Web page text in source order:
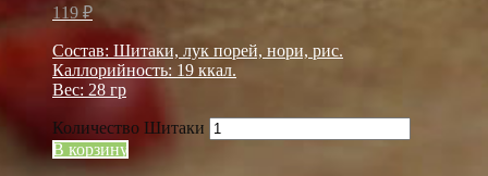
119 ₽
Состав: Шитаки, лук порей, нори, рис.
Каллорийность: 19 ккал.
Вес: 28 гр
Количество Шитаки
В корзину